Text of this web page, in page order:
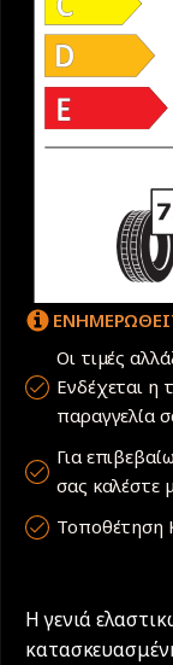
Οι τιμές
Ενδέχεται η
παραγγελία
Για
σας καλέστε
Τοποθέτηση
Η γενιά